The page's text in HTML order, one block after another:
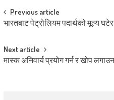
Post
navigation
Previous article
भारतबाट पेट्रोलियम पदार्थको मूल्य
Next article
मास्क अनिवार्य प्रयोग गर्न र खोप